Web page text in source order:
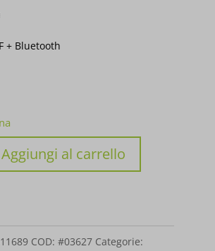
+ Bluetooth
Aggiungi al carrello
COD: #03627 Categorie: